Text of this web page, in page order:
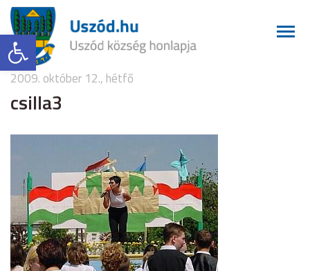
Eszköztár megnyitása
2009. október 12., hétfő
csilla3